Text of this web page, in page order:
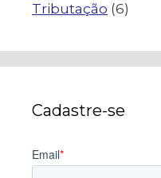
Tributação (6)
Cadastre-se